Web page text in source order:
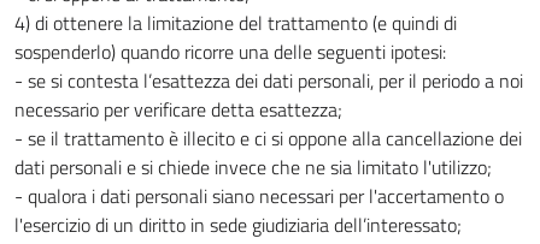
4) di ottenere la limitazione del trattamento (e quindi di
sospenderlo) quando ricorre una delle seguenti ipotesi:
- se si contesta l’esattezza dei dati personali, per il periodo a noi
necessario per verificare detta esattezza;
- se il trattamento è illecito e ci si oppone alla cancellazione dei
dati personali e si chiede invece che ne sia limitato l'utilizzo;
- qualora i dati personali siano necessari per l'accertamento o
l'esercizio di un diritto in sede giudiziaria dell’interessato;